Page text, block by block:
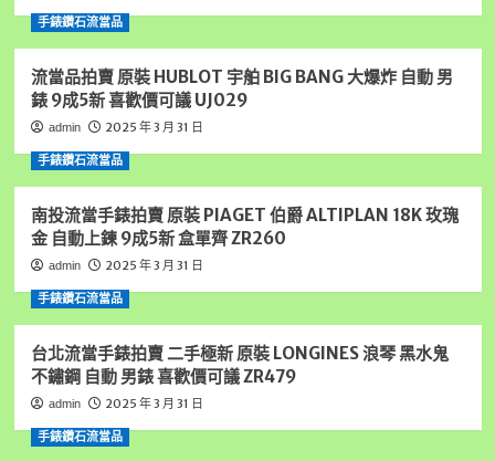
選
統
一
當
舖,
雲
林
房
錢,
雲
林
車
借
錢,
雲
林
收
購
手錶鑽石流當品
流當品拍賣 原裝 HUBLOT 宇舶 BIG BANG 大爆炸 自動 男
錶 9成5新 喜歡價可議 UJ029
admin 2025 年 3 月 31 日
手錶鑽石流當品
南投流當手錶拍賣 原裝 PIAGET 伯爵 ALTIPLAN 18K 玫瑰
金 自動上鍊 9成5新 盒單齊 ZR260
admin 2025 年 3 月 31 日
手錶鑽石流當品
台北流當手錶拍賣 二手極新 原裝 LONGINES 浪琴 黑水鬼
不鏽鋼 自動 男錶 喜歡價可議 ZR479
admin 2025 年 3 月 31 日
手錶鑽石流當品